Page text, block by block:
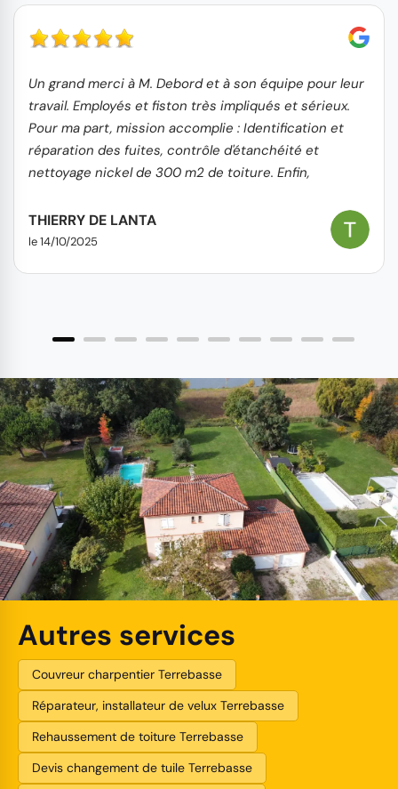
Un grand merci à M. Debord et à son équipe pour leur
travail. Employés et fiston très impliqués et sérieux.
Pour ma part, mission accomplie : Identification et
réparation des fuites, contrôle d'étanchéité et
nettoyage nickel de 300 m2 de toiture. Enfin,
coût/prestation est très correct. Je recommande
sans hésitation.
THIERRY DE LANTA
le 14/10/2025
Autres services
Couvreur charpentier Terrebasse
Réparateur, installateur de velux Terrebasse
Rehaussement de toiture Terrebasse
Devis changement de tuile Terrebasse